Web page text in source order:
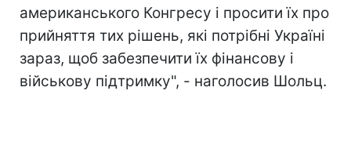
американського Конгресу і просити їх про
прийняття тих рішень, які потрібні Україні
зараз, щоб забезпечити їх фінансову і
військову підтримку", - наголосив Шольц.